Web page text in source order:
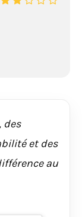
des
et des
au